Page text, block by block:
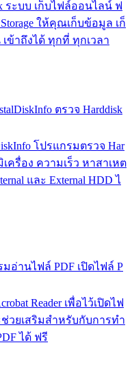
ระบบ เก็บไฟล์ออนไลน์ ฟ
ให้คุณเก็บข้อมูล เก็
ข้าถึงได้ ทุกที่ ทุกเวลา
ตรวจ Harddisk
โปรแกรมตรวจ Har
ครื่อง ความเร็ว หาสาเหต
และ External HDD ไ
มอ่านไฟล์ PDF เปิดไฟล์ P
Reader เพื่อไว้เปิดไฟ
ช่วยเสริมสำหรับกับการทำ
ได้ ฟรี